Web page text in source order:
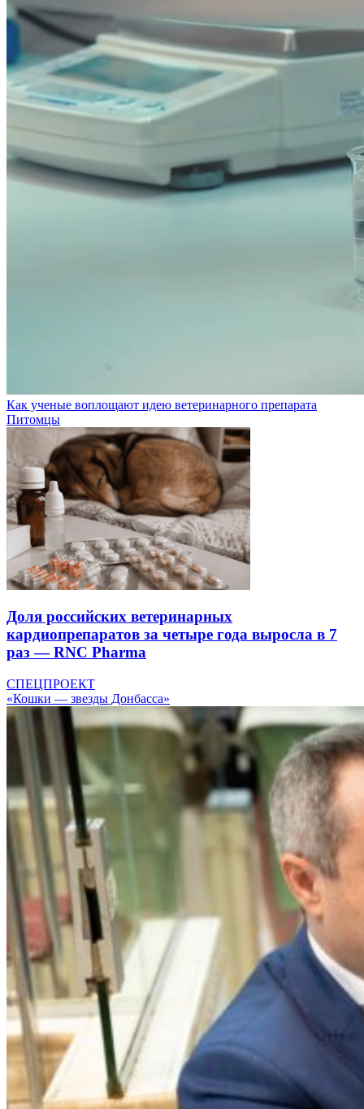
Как ученые воплощают идею ветеринарного препарата
Питомцы
Доля российских ветеринарных
кардиопрепаратов за четыре года выросла в 7
раз — RNC Pharma
СПЕЦПРОЕКТ
«Кошки — звезды Донбасса»